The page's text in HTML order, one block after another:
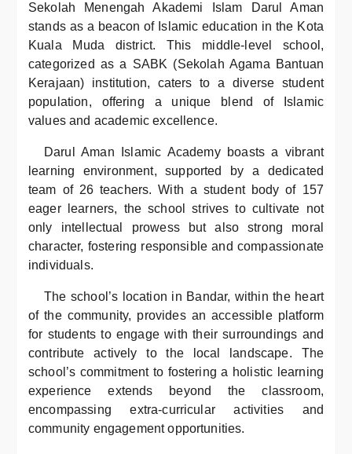
Sekolah Menengah Akademi Islam Darul Aman
stands as a beacon of Islamic education in the Kota
Kuala Muda district. This middle-level school,
categorized as a SABK (Sekolah Agama Bantuan
Kerajaan) institution, caters to a diverse student
population, offering a unique blend of Islamic
values and academic excellence.
Darul Aman Islamic Academy boasts a vibrant
learning environment, supported by a dedicated
team of 26 teachers. With a student body of 157
eager learners, the school strives to cultivate not
only intellectual prowess but also strong moral
character, fostering responsible and compassionate
individuals.
The school’s location in Bandar, within the heart
of the community, provides an accessible platform
for students to engage with their surroundings and
contribute actively to the local landscape. The
school’s commitment to fostering a holistic learning
experience extends beyond the classroom,
encompassing extra-curricular activities and
community engagement opportunities.